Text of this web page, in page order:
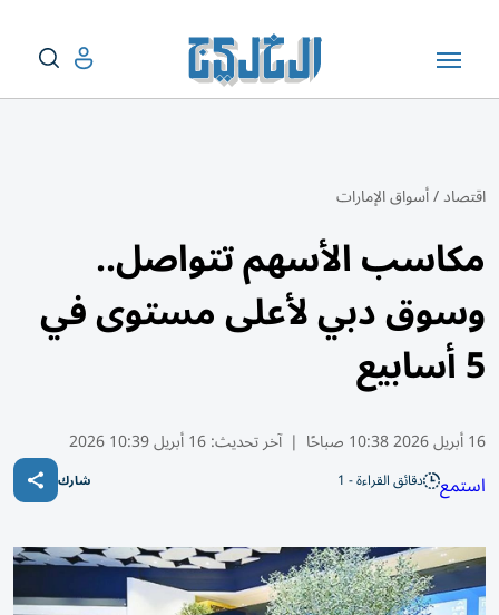
اقتصاد/أسواق الإمارات
مكاسب الأسهم تتواصل..
وسوق دبي لأعلى مستوى في
5 أسابيع
16 أبريل 2026 10:38 صباحًا | آخر تحديث:16 أبريل 10:39 2026
استمع دقائق القراءة - 1 شارك